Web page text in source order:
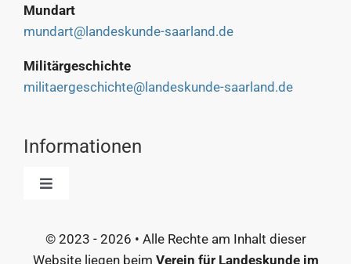
Mundart
mundart@landeskunde-saarland.de
Militärgeschichte
militaergeschichte@landeskunde-saarland.de
Informationen
Toggle
© 2023 - 2026 • Alle Rechte am Inhalt dieser
Website liegen beim Verein für Landeskunde im